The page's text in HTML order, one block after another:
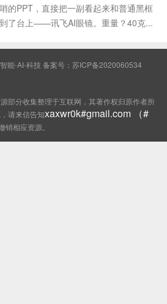
的PPT，直接把一副看起来和普通黑框
了台上——讯飞AI眼镜。重量？40克...
能-AI-科技 备案号： 苏ICP备2020060534
部分收集整理于互联网，其著作权归原作者所
请来信告知xaxwr0k#gmail.com （#
销相应资源。